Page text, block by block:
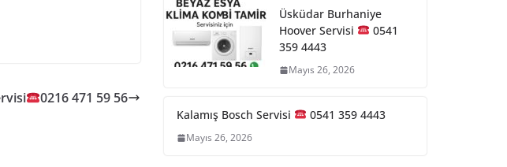
0216 471 59 56
Üsküdar Burhaniye
Hoover Servisi
0541
359 4443
Mayıs 26, 2026
Kalamış Bosch Servisi 0541 359 4443
Mayıs 26, 2026